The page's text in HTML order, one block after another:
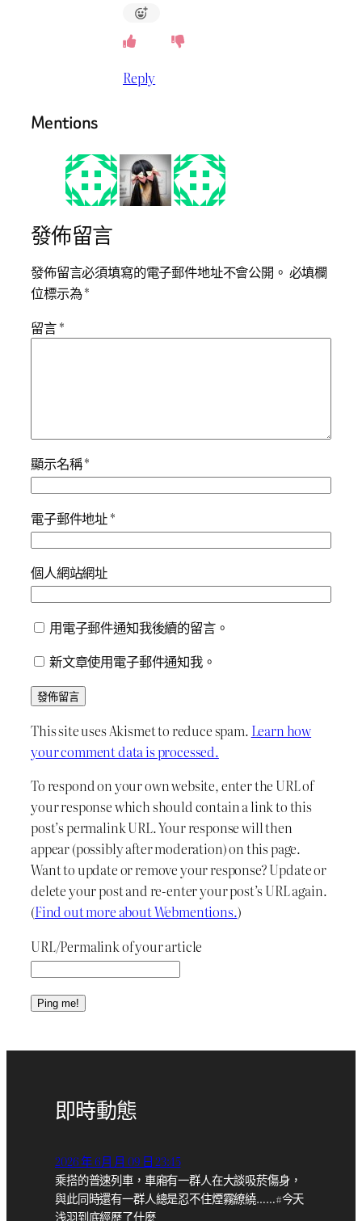
Reply
Mentions
發佈留言
發佈留言必須填寫的電子郵件地址不會公開。 必填欄
位標示為*
留言*
顯示名稱*
電子郵件地址*
個人網站網址
用電子郵件通知我後續的留言。
新文章使用電子郵件通知我。
This site uses Akismet to reduce spam. Learn how
your comment data is processed.
To respond on your own website, enter the URL of
your response which should contain a link to this
post’s permalink URL. Your response will then
appear (possibly after moderation) on this page.
Want to update or remove your response? Update or
delete your post and re-enter your post’s URL again.
(Find out more about Webmentions.)
URL/Permalink of your article
即時動態
2026 年 6月 月 09 日 23:45
乘搭的普速列車，車廂有一群人在大談吸菸傷身，
與此同時還有一群人總是忍不住煙霧繚繞……#今天
浅羽到底經歷了什麼